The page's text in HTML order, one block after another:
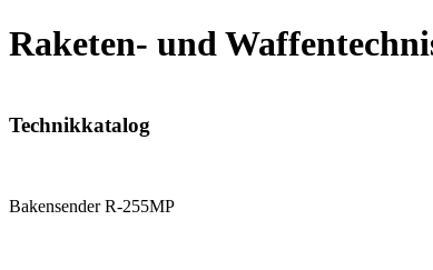
Raketen- und
Technikkatalog
Bakensender R-255MP